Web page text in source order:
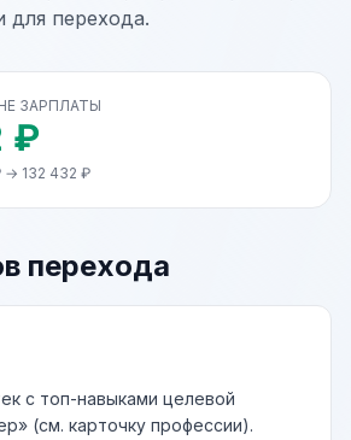
для перехода.
ЗАРПЛАТЫ
₽
→ 132 432 ₽
перехода
с топ-навыками целевой
(см. карточку профессии).